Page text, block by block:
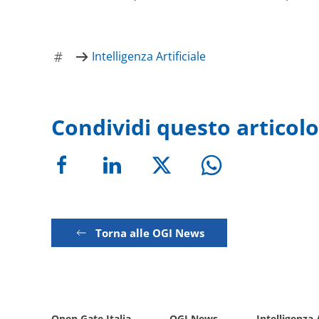
Intelligenza Artificiale
Condividi questo
Torna alle OGI News